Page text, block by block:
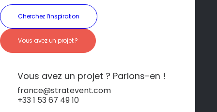
Cherchez l’inspiration
Vous avez un projet ?
Vous avez un projet ? Parlons-en !
france@stratevent.com
+33 1 53 67 49 10
Carcassonne – Cité
médiévale et
patrimoine
d’exception
Carcassonne